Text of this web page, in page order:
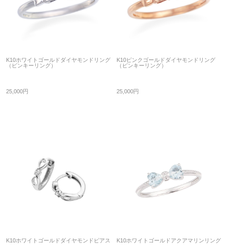
K10ホワイトゴールドダイヤモンドリング
（ピンキーリング）
25,000円
K10ピンクゴールドダイヤモンドリング
（ピンキーリング）
25,000円
K10ホワイトゴールドダイヤモンドピアス K10ホワイトゴールドアクアマリンリング